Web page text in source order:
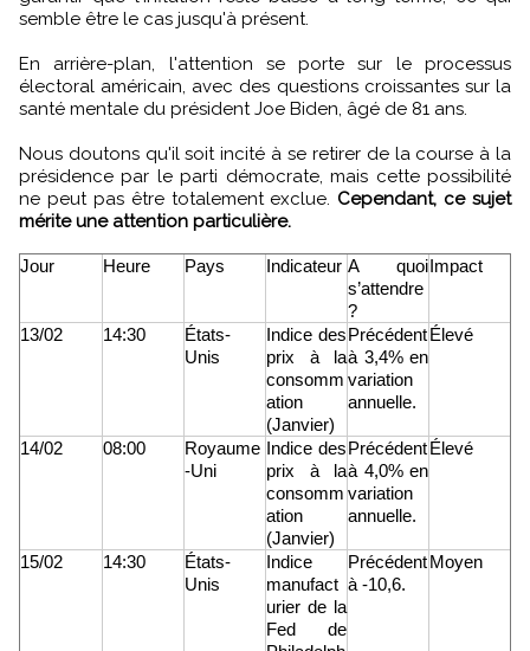
semble être le cas jusqu'à présent.
En arrière-plan, l'attention se porte sur le processus
électoral américain, avec des questions croissantes sur la
santé mentale du président Joe Biden, âgé de 81 ans.
Nous doutons qu'il soit incité à se retirer de la course à la
présidence par le parti démocrate, mais cette possibilité
ne peut pas être totalement exclue. Cependant, ce sujet
mérite une attention particulière.
Jour Heure Pays Indicateur A quoi
s’attendre
?
Impact
13/02 14:30
États-
Unis
Indice des
prix à la
consomm
ation
(Janvier)
Précédent
à 3,4% en
variation
annuelle.
Élevé
14/02 08:00
Royaume
-Uni
Indice des
prix à la
consomm
ation
(Janvier)
Précédent
à 4,0% en
variation
annuelle.
Élevé
15/02 14:30
États-
Unis
Indice
manufact
urier de la
Fed de
Précédent
à -10,6.
Moyen